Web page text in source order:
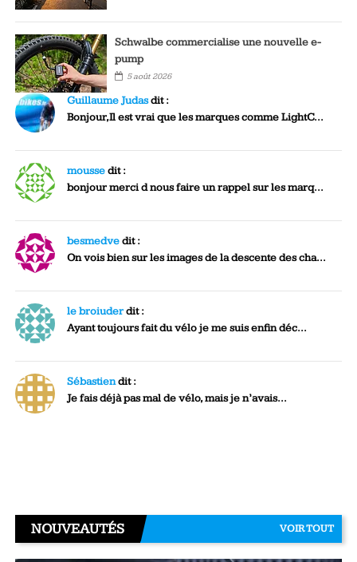
Schwalbe commercialise une nouvelle e-
pump
5 août 2026
Guillaume Judasdit :
Bonjour,Il est vrai que les marques comme LightC...
moussedit :
bonjour merci d nous faire un rappel sur les marq...
besmedvedit :
On vois bien sur les images de la descente des cha...
le broiuderdit :
Ayant toujours fait du vélo je me suis enfin déc...
Sébastiendit :
Je fais déjà pas mal de vélo, mais je n’avais...
NOUVEAUTÉS VOIR TOUT